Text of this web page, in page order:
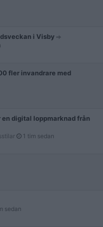
i Visby
fler invandrare med
digital loppmarknad från
1 tim sedan
sedan